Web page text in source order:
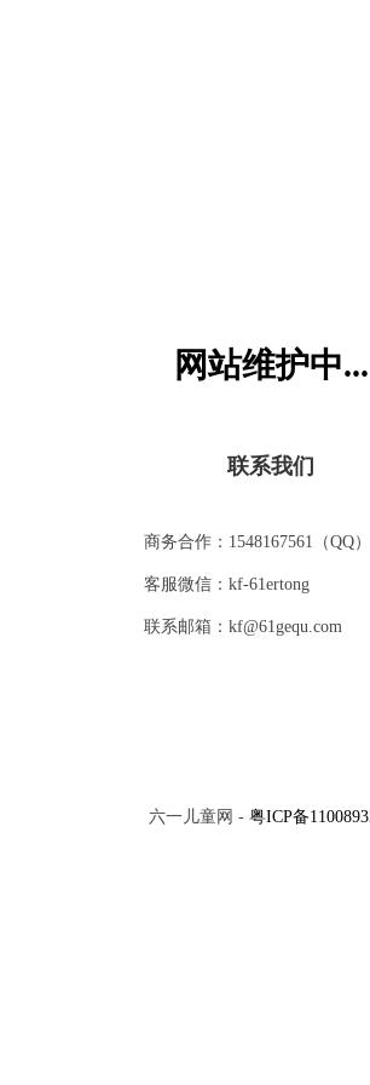
网站维护中...
联系我们
商务合作：1548167561（QQ）
客服微信：kf-61ertong
联系邮箱：kf@61gequ.com
六一儿童网 - 粤ICP备